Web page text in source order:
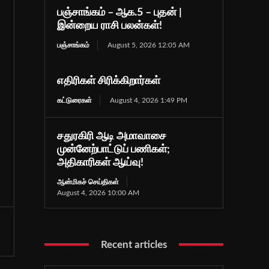
பஞ்சாங்கம் – ஆக.5 – புதன் |
இன்றைய ராசி பலன்கள்!
பஞ்சாங்கம் August 5, 2026 12:05 AM
எதிரிகள் சிரிக்கிறார்கள்
கட்டுரைகள் August 4, 2026 1:49 PM
சதுரகிரி ஆடி அமாவாசை
முன்னேற்பாட்டுப் பணிகள்;
அதிகாரிகள் ஆய்வு!
ஆன்மிகச் செய்திகள்
August 4, 2026 10:00 AM
Recent articles